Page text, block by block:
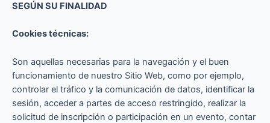
SEGÚN SU FINALIDAD
Cookies técnicas:
Son aquellas necesarias para la navegación y el buen
funcionamiento de nuestro Sitio Web, como por ejemplo,
controlar el tráfico y la comunicación de datos, identificar la
sesión, acceder a partes de acceso restringido, realizar la
solicitud de inscripción o participación en un evento, contar